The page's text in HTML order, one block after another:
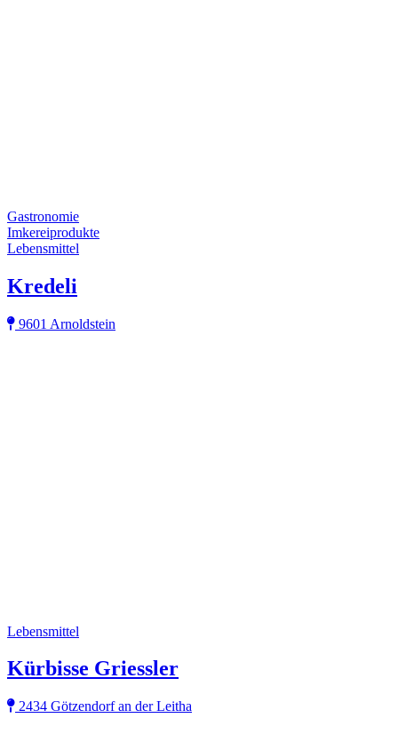
Gastronomie
Imkereiprodukte
Lebensmittel
Kredeli
9601 Arnoldstein
Lebensmittel
Kürbisse Griessler
2434 Götzendorf an der Leitha